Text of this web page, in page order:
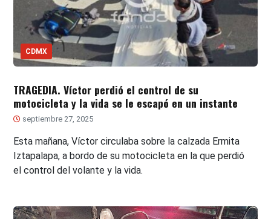
CDMX
TRAGEDIA. Víctor perdió el control de su
motocicleta y la vida se le escapó en un instante
septiembre 27, 2025
Esta mañana, Víctor circulaba sobre la calzada Ermita
Iztapalapa, a bordo de su motocicleta en la que perdió
el control del volante y la vida.